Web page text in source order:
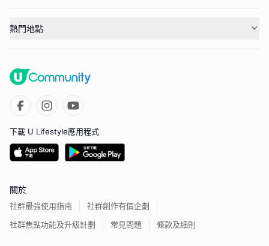
熱門地點
下載 U Lifestyle應用程式
關於
社群最強使用指南
社群創作有價企劃
社群焦點功能及升級計劃
常見問題 條款及細則